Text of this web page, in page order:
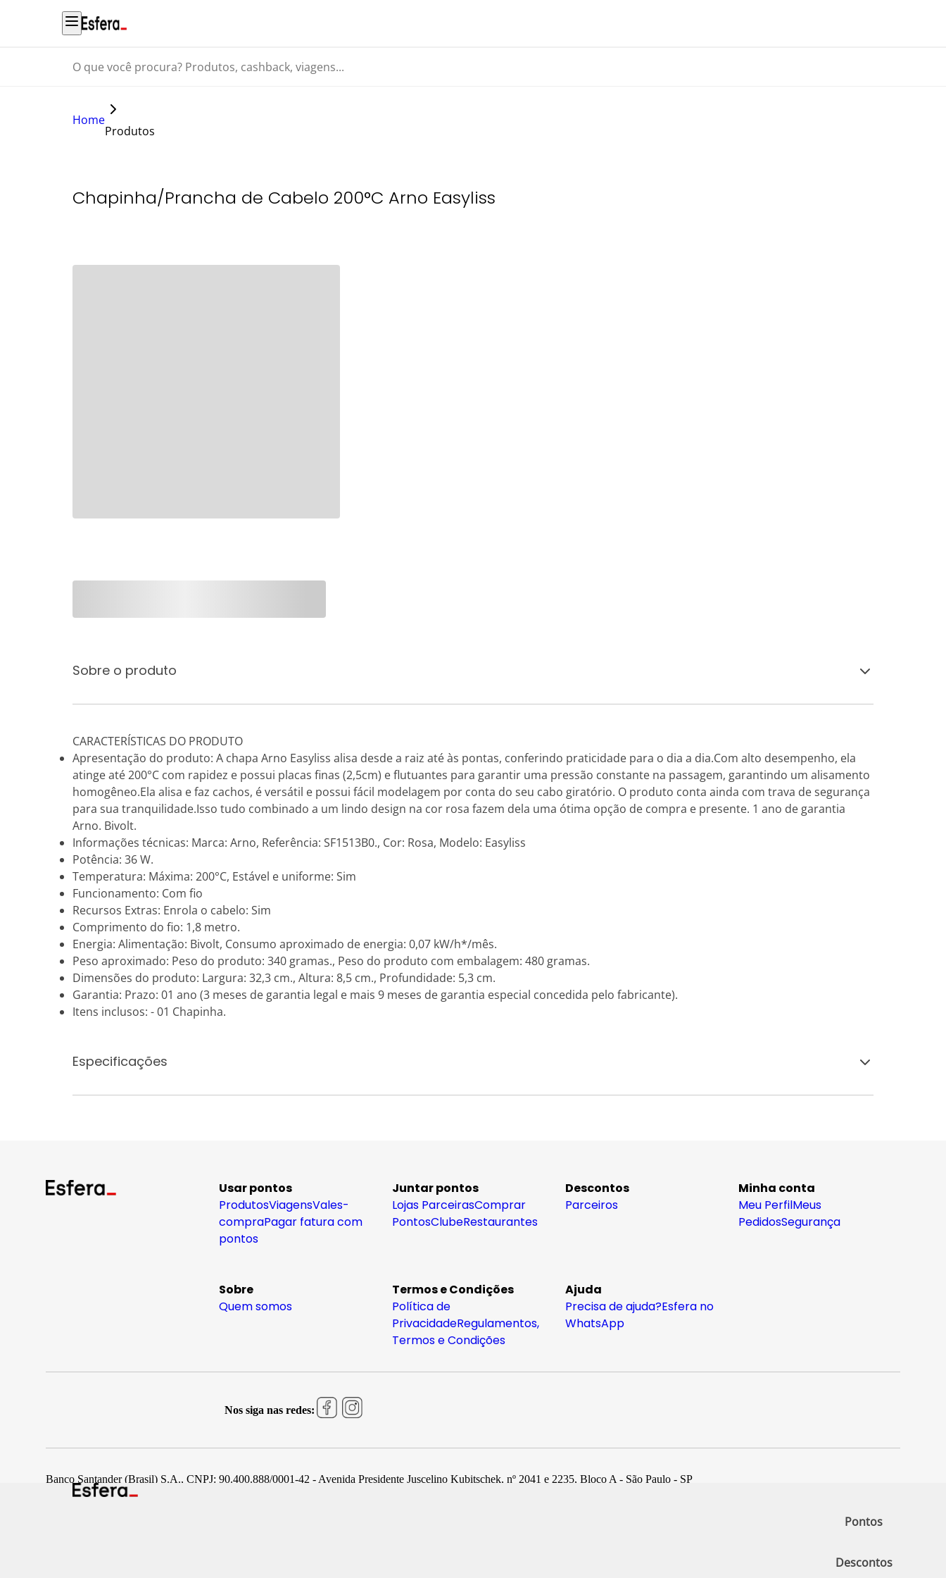
Pontos
Descontos
O que você procura? Produtos, cashback, viagens...
Home
Produtos
Chapinha/Prancha de Cabelo 200°C Arno Easyliss
Sobre o produto
CARACTERÍSTICAS DO PRODUTO
Apresentação do produto: A chapa Arno Easyliss alisa desde a raiz até às pontas, conferindo praticidade para o dia a dia.Com alto desempenho, ela
atinge até 200°C com rapidez e possui placas finas (2,5cm) e flutuantes para garantir uma pressão constante na passagem, garantindo um alisamento
homogêneo.Ela alisa e faz cachos, é versátil e possui fácil modelagem por conta do seu cabo giratório. O produto conta ainda com trava de segurança
para sua tranquilidade.Isso tudo combinado a um lindo design na cor rosa fazem dela uma ótima opção de compra e presente. 1 ano de garantia
Arno. Bivolt.
Informações técnicas: Marca: Arno, Referência: SF1513B0., Cor: Rosa, Modelo: Easyliss
Potência: 36 W.
Temperatura: Máxima: 200°C, Estável e uniforme: Sim
Funcionamento: Com fio
Recursos Extras: Enrola o cabelo: Sim
Comprimento do fio: 1,8 metro.
Energia: Alimentação: Bivolt, Consumo aproximado de energia: 0,07 kW/h*/mês.
Peso aproximado: Peso do produto: 340 gramas., Peso do produto com embalagem: 480 gramas.
Dimensões do produto: Largura: 32,3 cm., Altura: 8,5 cm., Profundidade: 5,3 cm.
Garantia: Prazo: 01 ano (3 meses de garantia legal e mais 9 meses de garantia especial concedida pelo fabricante).
Itens inclusos: - 01 Chapinha.
Especificações
Usar pontos
ProdutosViagensVales-
compraPagar fatura com
pontos
Juntar pontos
Lojas ParceirasComprar
PontosClubeRestaurantes
Descontos
Parceiros
Minha conta
Meu PerfilMeus
PedidosSegurança
Sobre
Quem somos
Termos e Condições
Política de
PrivacidadeRegulamentos,
Termos e Condições
Ajuda
Precisa de ajuda?Esfera no
WhatsApp
Nos siga nas redes:
Banco Santander (Brasil) S.A., CNPJ: 90.400.888/0001-42 - Avenida Presidente Juscelino Kubitschek, nº 2041 e 2235, Bloco A - São Paulo - SP